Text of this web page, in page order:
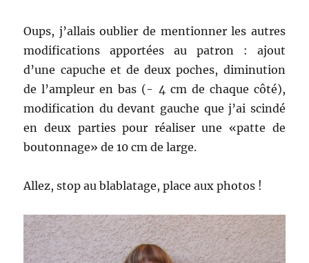
Oups, j’allais oublier de mentionner les autres
modifications apportées au patron : ajout
d’une capuche et de deux poches, diminution
de l’ampleur en bas (- 4 cm de chaque côté),
modification du devant gauche que j’ai scindé
en deux parties pour réaliser une «patte de
boutonnage» de 10 cm de large.
Allez, stop au blablatage, place aux photos !